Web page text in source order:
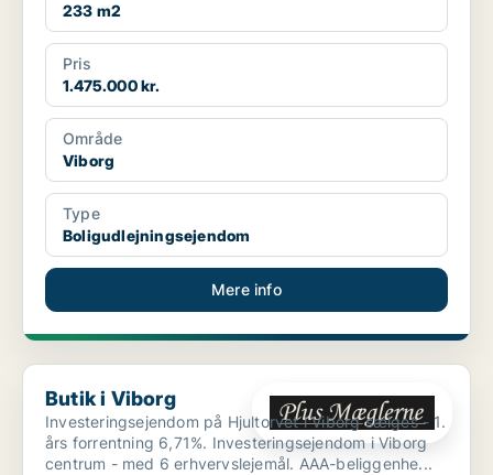
233 m2
Pris
1.475.000 kr.
Område
Viborg
Type
Boligudlejningsejendom
Mere info
Butik i Viborg
Butik i Viborg
Investeringsejendom på Hjultorvet i Viborg sælges - 1.
års forrentning 6,71%. Investeringsejendom i Viborg
centrum - med 6 erhvervslejemål. AAA-beliggenhe...